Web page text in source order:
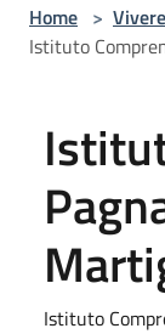
Home >
Istituto
Istituto